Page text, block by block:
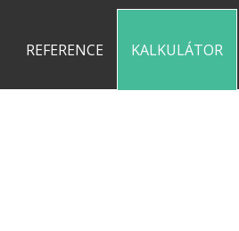
REFERENCE KALKULÁTOR